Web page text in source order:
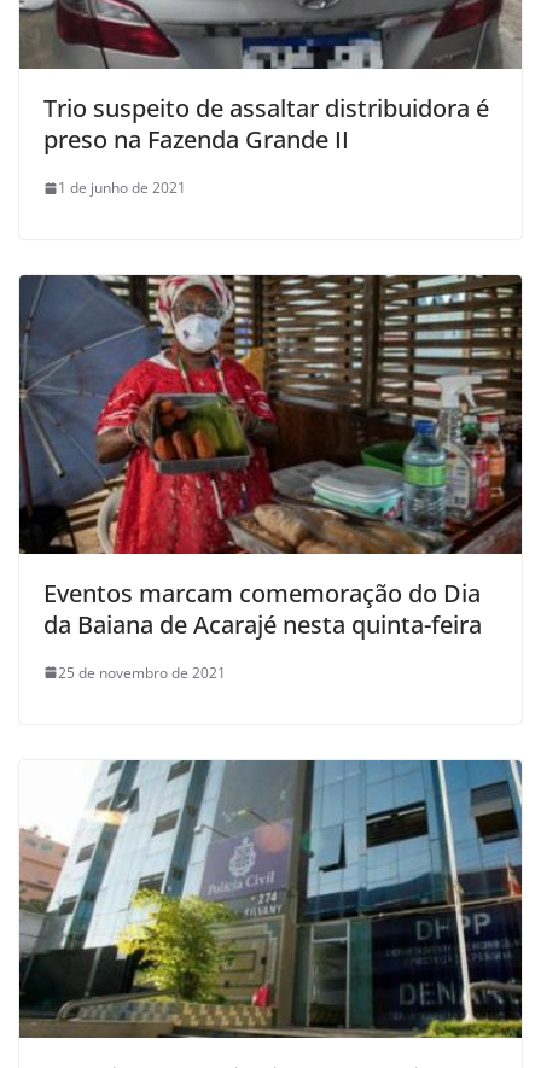
Trio suspeito de assaltar distribuidora é
preso na Fazenda Grande II
1 de junho de 2021
Eventos marcam comemoração do Dia
da Baiana de Acarajé nesta quinta-feira
25 de novembro de 2021